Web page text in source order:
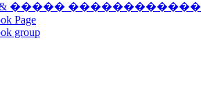
����� ������������
Page
group